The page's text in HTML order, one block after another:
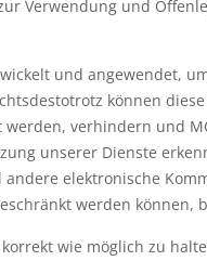
Verwendung und
und angewendet,
können
verhindern und
unserer Dienste
elektronische
werden
wie möglich zu